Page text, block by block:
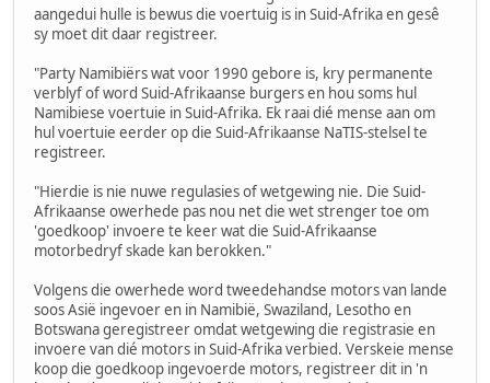
aangedui hulle is bewus die voertuig is in Suid-Afrika en gesê
sy moet dit daar registreer.
"Party Namibiërs wat voor 1990 gebore is, kry permanente
verblyf of word Suid-Afrikaanse burgers en hou soms hul
Namibiese voertuie in Suid-Afrika. Ek raai dié mense aan om
hul voertuie eerder op die Suid-Afrikaanse NaTIS-stelsel te
registreer.
"Hierdie is nie nuwe regulasies of wetgewing nie. Die Suid-
Afrikaanse owerhede pas nou net die wet strenger toe om
'goedkoop' invoere te keer wat die Suid-Afrikaanse
motorbedryf skade kan berokken."
Volgens die owerhede word tweedehandse motors van lande
soos Asië ingevoer en in Namibië, Swaziland, Lesotho en
Botswana geregistreer omdat wetgewing die registrasie en
invoere van dié motors in Suid-Afrika verbied. Verskeie mense
koop die goedkoop ingevoerde motors, registreer dit in 'n